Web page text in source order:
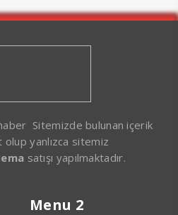
Sitemizde bulunan içerik
olup yanlızca sitemiz
satışı yapılmaktadır.
Menu 2